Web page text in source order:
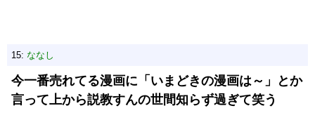
15: ななし
今一番売れてる漫画に「いまどきの漫画は～」とか
言って上から説教すんの世間知らず過ぎて笑う